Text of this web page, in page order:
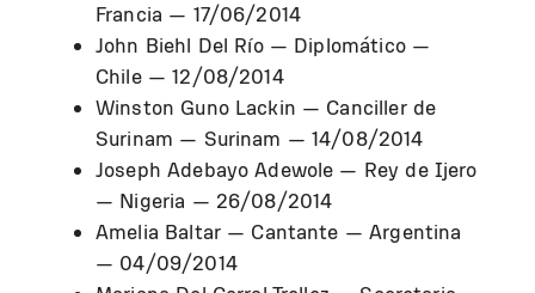
Francia — 17/06/2014
John Biehl Del Río — Diplomático —
Chile — 12/08/2014
Winston Guno Lackin — Canciller de
Surinam — Surinam — 14/08/2014
Joseph Adebayo Adewole — Rey de Ijero
— Nigeria — 26/08/2014
Amelia Baltar — Cantante — Argentina
— 04/09/2014